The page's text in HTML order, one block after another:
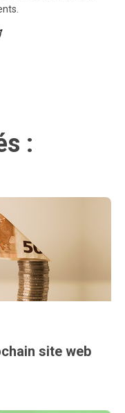
:
site web